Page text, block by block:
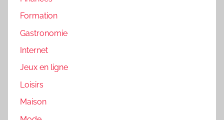
Formation
Gastronomie
Internet
Jeux en ligne
Loisirs
Maison